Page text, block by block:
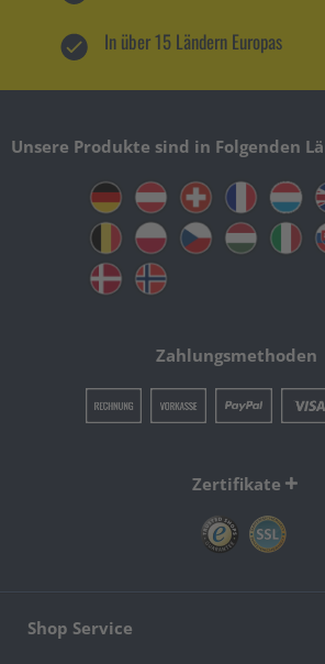
In über 15 Ländern Europas
Unsere Produkte sind in Folgenden
Zahlungsmethoden
Zertifikate
Shop Service